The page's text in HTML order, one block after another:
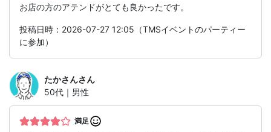
お店の方のアテンドがとても良かったです。
投稿日時：2026-07-27 12:05（TMSイベントのパーティー
に参加）
たかさんさん
50代｜男性
満足